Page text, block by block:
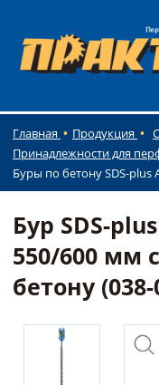
Главная Продукция
Принадлежности для
Буры по бетону SDS-plus
Бур SDS-
550/600 мм
бетону (038-